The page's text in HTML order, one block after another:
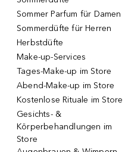
Sommer Parfum für Damen
Sommerdüfte für Herren
Herbstdüfte
Make-up-Services
Tages-Make-up im Store
Abend-Make-up im Store
Kostenlose Rituale im Store
Gesichts- &
Körperbehandlungen im
Store